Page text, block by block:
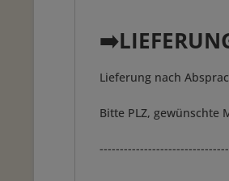
Lieferung nach
Bitte PLZ, gewünschte